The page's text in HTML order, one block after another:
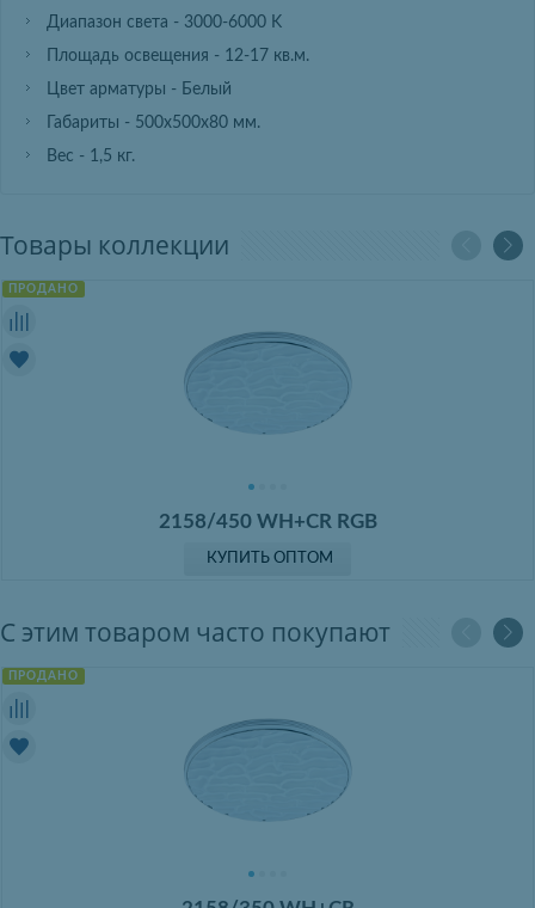
Диапазон света - 3000-6000 K
Площадь освещения - 12-17 кв.м.
Цвет арматуры - Белый
Габариты - 500х500х80 мм.
Вес - 1,5 кг.
Товары коллекции
ПРОДАНО
2158/450 WH+CR RGB
КУПИТЬ ОПТОМ
С этим товаром часто покупают
ПРОДАНО